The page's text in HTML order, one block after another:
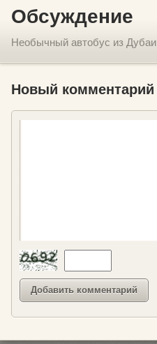
Обсуждение
Необычный автобус из Дубаи
Новый комментарий